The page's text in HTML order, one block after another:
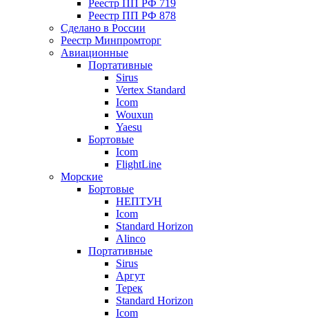
Реестр ПП РФ 719
Реестр ПП РФ 878
Сделано в России
Реестр Минпромторг
Авиационные
Портативные
Sirus
Vertex Standard
Icom
Wouxun
Yaesu
Бортовые
Icom
FlightLine
Морские
Бортовые
НЕПТУН
Icom
Standard Horizon
Alinco
Портативные
Sirus
Аргут
Терек
Standard Horizon
Icom